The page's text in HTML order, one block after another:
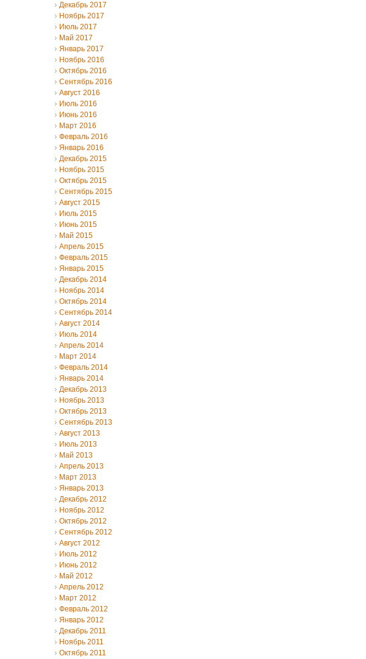
Декабрь 2017
Ноябрь 2017
Июль 2017
Май 2017
Январь 2017
Ноябрь 2016
Октябрь 2016
Сентябрь 2016
Август 2016
Июль 2016
Июнь 2016
Март 2016
Февраль 2016
Январь 2016
Декабрь 2015
Ноябрь 2015
Октябрь 2015
Сентябрь 2015
Август 2015
Июль 2015
Июнь 2015
Май 2015
Апрель 2015
Февраль 2015
Январь 2015
Декабрь 2014
Ноябрь 2014
Октябрь 2014
Сентябрь 2014
Август 2014
Июль 2014
Апрель 2014
Март 2014
Февраль 2014
Январь 2014
Декабрь 2013
Ноябрь 2013
Октябрь 2013
Сентябрь 2013
Август 2013
Июль 2013
Май 2013
Апрель 2013
Март 2013
Январь 2013
Декабрь 2012
Ноябрь 2012
Октябрь 2012
Сентябрь 2012
Август 2012
Июль 2012
Июнь 2012
Май 2012
Апрель 2012
Март 2012
Февраль 2012
Январь 2012
Декабрь 2011
Ноябрь 2011
Октябрь 2011